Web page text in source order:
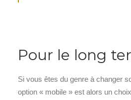
Pour le long
Si vous êtes du genre à changer
option « mobile » est alors un